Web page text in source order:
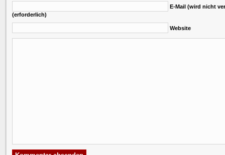
E-Mail (wird nicht
(erforderlich)
Website